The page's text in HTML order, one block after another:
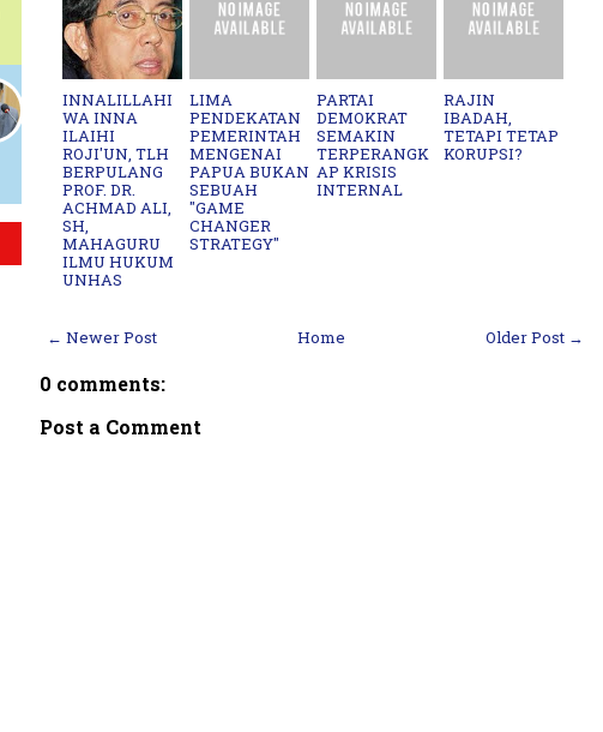
INNALILLAHI
WA INNA
ILAIHI
ROJI'UN, TLH
BERPULANG
PROF. DR.
ACHMAD ALI,
SH,
MAHAGURU
ILMU HUKUM
UNHAS
LIMA
PENDEKATAN
PEMERINTAH
MENGENAI
PAPUA BUKAN
SEBUAH
"GAME
CHANGER
STRATEGY"
PARTAI
DEMOKRAT
SEMAKIN
TERPERANGK
AP KRISIS
INTERNAL
RAJIN
IBADAH,
TETAPI TETAP
KORUPSI?
← Newer Post Older Post →
Home
0 comments:
Post a Comment